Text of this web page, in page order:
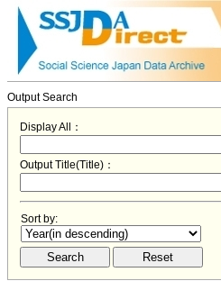
Output Search
Display All：
Output Title(Title)：
Sort by: